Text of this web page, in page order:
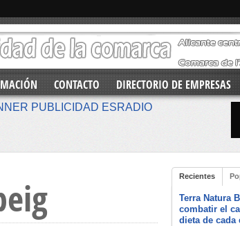
CONTACTO DIRECTORIO DE EMPRESAS
Recientes
Terra Natura
combatir el
dieta de cada